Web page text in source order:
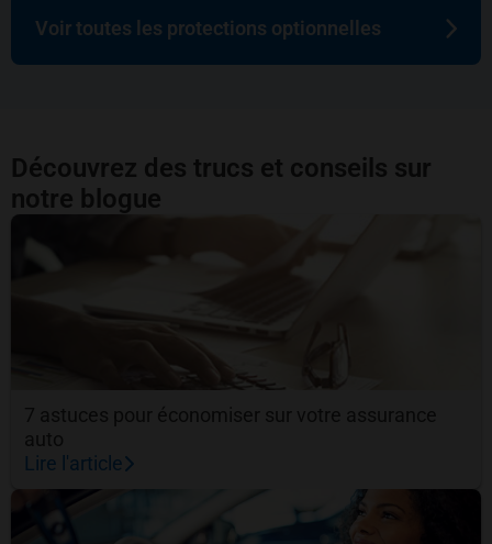
Voir toutes les protections optionnelles
Découvrez des trucs et conseils sur
notre blogue
Lire l'article